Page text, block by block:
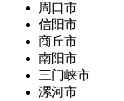
周口市
信阳市
商丘市
南阳市
三门峡市
漯河市